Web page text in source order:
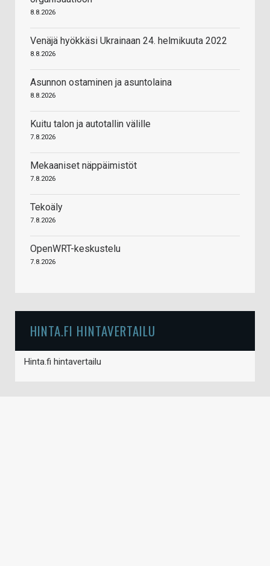
8.8.2026
Venäjä hyökkäsi Ukrainaan 24. helmikuuta 2022
8.8.2026
Asunnon ostaminen ja asuntolaina
8.8.2026
Kuitu talon ja autotallin välille
7.8.2026
Mekaaniset näppäimistöt
7.8.2026
Tekoäly
7.8.2026
OpenWRT-keskustelu
7.8.2026
HINTA.FI HINTAVERTAILU
Hinta.fi hintavertailu